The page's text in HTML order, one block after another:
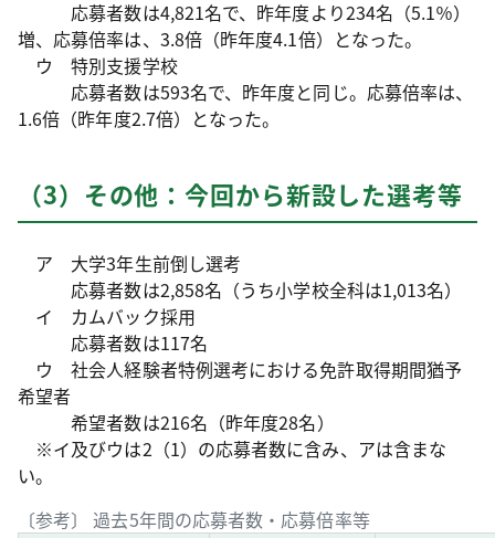
応募者数は4,821名で、昨年度より234名（5.1％）
増、応募倍率は、3.8倍（昨年度4.1倍）となった。
ウ 特別支援学校
応募者数は593名で、昨年度と同じ。応募倍率は、
1.6倍（昨年度2.7倍）となった。
（3）その他：今回から新設した選考等
ア 大学3年生前倒し選考
応募者数は2,858名（うち小学校全科は1,013名）
イ カムバック採用
応募者数は117名
ウ 社会人経験者特例選考における免許取得期間猶予
希望者
希望者数は216名（昨年度28名）
※イ及びウは2（1）の応募者数に含み、アは含まな
い。
〔参考〕 過去5年間の応募者数・応募倍率等